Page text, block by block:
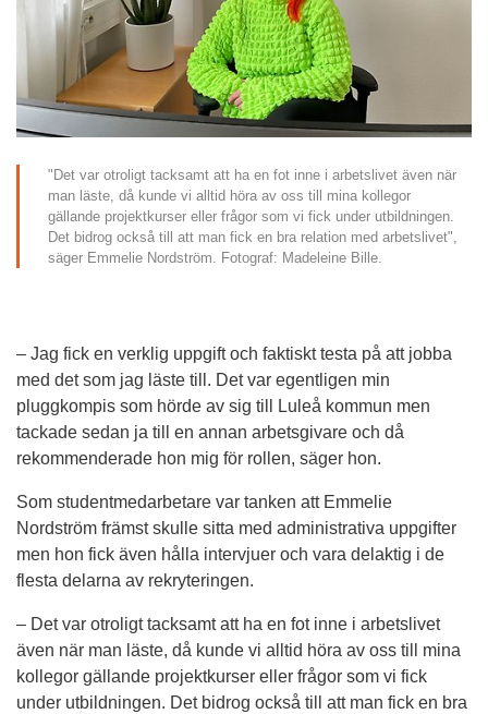
"Det var otroligt tacksamt att ha en fot inne i arbetslivet även när
man läste, då kunde vi alltid höra av oss till mina kollegor
gällande projektkurser eller frågor som vi fick under utbildningen.
Det bidrog också till att man fick en bra relation med arbetslivet",
säger Emmelie Nordström. Fotograf: Madeleine Bille.
– Jag fick en verklig uppgift och faktiskt testa på att jobba
med det som jag läste till. Det var egentligen min
pluggkompis som hörde av sig till Luleå kommun men
tackade sedan ja till en annan arbetsgivare och då
rekommenderade hon mig för rollen, säger hon.
Som studentmedarbetare var tanken att Emmelie
Nordström främst skulle sitta med administrativa uppgifter
men hon fick även hålla intervjuer och vara delaktig i de
flesta delarna av rekryteringen.
– Det var otroligt tacksamt att ha en fot inne i arbetslivet
även när man läste, då kunde vi alltid höra av oss till mina
kollegor gällande projektkurser eller frågor som vi fick
under utbildningen. Det bidrog också till att man fick en bra